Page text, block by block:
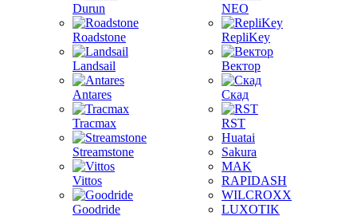
Durun
Roadstone
Landsail
Antares
Tracmax
Streamstone
Vittos
Goodride
NEO
RepliKey
Вектор
Скад
RST
Huatai
Sakura
MAK
RAPIDASH
WILCROXX
LUXOTIK